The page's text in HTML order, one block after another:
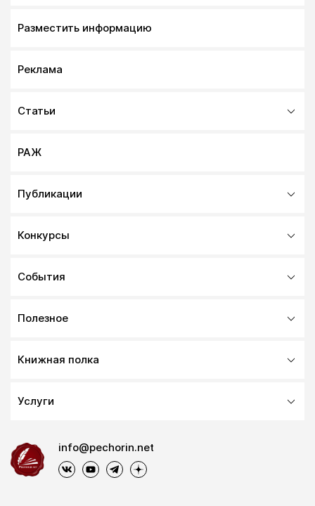
Разместить информацию
Реклама
Статьи
РАЖ
Публикации
Конкурсы
События
Полезное
Книжная полка
Услуги
info@pechorin.net